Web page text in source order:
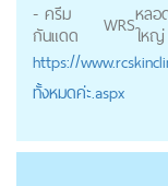
- ครีม
กันแดด
WRSหลอ
ใหญ่
https://
ทั้งหมดค่ะ.aspx